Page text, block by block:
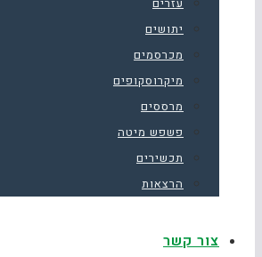
יתושים
מכרסמים
מיקרוסקופים
מרססים
פשפש מיטה
תכשירים
הרצאות
צור קשר